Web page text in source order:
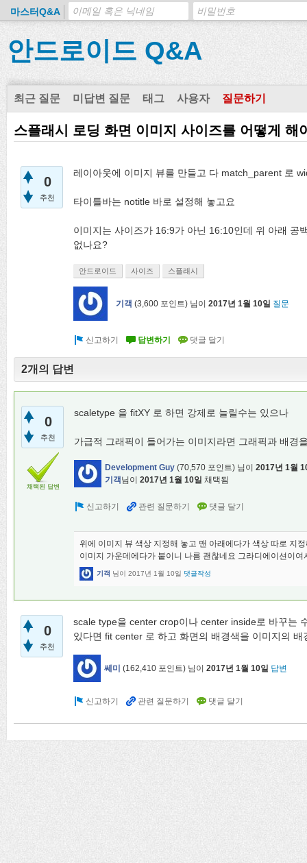
마스터Q&A
안드로이드 Q&A
최근 질문 미답변 질문 태그 사용자 질문하기
스플래시 로딩 화면 이미지 사이즈를 어떻게 해
0
추천
레이아웃에 이미지 뷰를 만들고 다 match_parent 로
타이틀바는 notitle 바로 설정해 놓고요
이미지는 사이즈가 16:9가 아닌 16:10인데 위 아래 공
없나요?
안드로이드 사이즈 스플래시
기객 (3,600 포인트) 님이 2017년 1월 10일 질문
2개의 답변
0
추천
채택된 답변
scaletype 을 fitXY 로 하면 강제로 늘릴수는 있으나
가급적 그래픽이 들어가는 이미지라면 그래픽과 배경
Development Guy (70,570 포인트) 님이 2017년 1월
기객님이 2017년 1월 10일 채택됨
위에 이미지 뷰 색상 지정해 놓고 맨 아래에다가 색상 따로 지
이미지 가운데에다가 붙이니 나름 괜찮네요 그라디에이션이
기객 님이 2017년 1월 10일 댓글작성
0
추천
scale type을 center crop이나 center inside로 바꾸는
있다면 fit center 로 하고 화면의 배경색을 이미지의
쎄미 (162,410 포인트) 님이 2017년 1월 10일 답변